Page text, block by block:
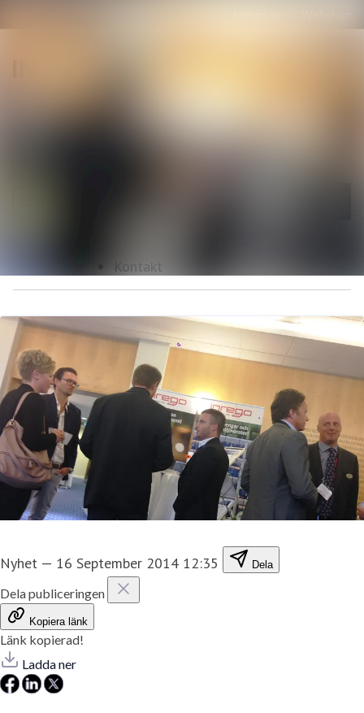
Kontakt
Nyhet — 16 September 2014 12:35 Dela
Dela publiceringen
Kopiera länk
Länk kopierad!
Ladda ner